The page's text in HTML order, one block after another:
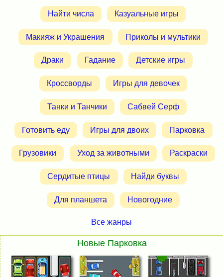
Найти числа Казуальные игры
Макияж и Украшения Приколы и мультики
Драки Гадание Детские игры
Кроссворды Игры для девочек
Танки и Танчики Сабвей Серф
Готовить еду Игры для двоих Парковка
Грузовики Уход за животными Раскраски
Сердитые птицы Найди буквы
Для планшета Новогодние
Все жанры
Новые Парковка